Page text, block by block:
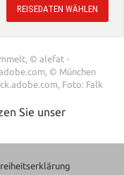
REISEDATEN WÄHLEN
© alefat -
© München
Foto: Falk
Sie unser